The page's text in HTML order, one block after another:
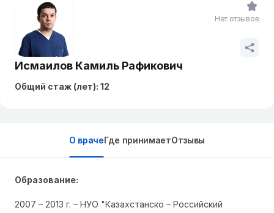
Исмаилов Камиль Рафикович
Общий стаж (лет): 12
Нет отзывов
О врачеГде принимаетОтзывы
Образование:
2007 – 2013 г. – НУО "Казахстанско – Российский